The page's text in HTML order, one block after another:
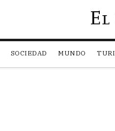
SOCIEDAD MUNDO